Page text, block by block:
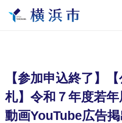
【参加申込終了】
札】令和７年度若
動画YouTube広告